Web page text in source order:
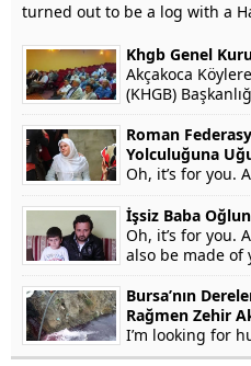
turned out to be a log with a
Khgb Genel
Akçakoca
(KHGB)
Roman
Yolculuğuna
Oh, it’s for you.
also be made of
won’t testify on
İşsiz Baba
Oh, it’s for you.
also be made of
won’t testify on
Bursa’nın
Rağmen Zehir
I’m looking for
right? Of course